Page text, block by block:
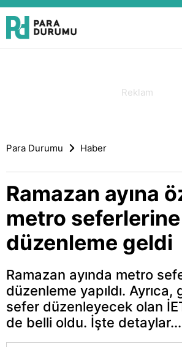
Para Durumu Haber
Ramazan ayına
metro seferlerine
düzenleme geldi
Ramazan ayında metro
düzenleme yapıldı.
sefer düzenleyecek olan
de belli oldu. İşte detaylar...